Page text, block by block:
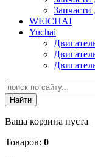
Запчасти
WEICHAI
Yuchai
Ваша корзина пуста
Товаров: 0